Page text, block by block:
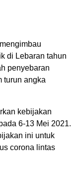
di Lebaran tahun
penyebaran
turun angka
kebijakan
6-13 Mei 2021.
ini untuk
corona lintas